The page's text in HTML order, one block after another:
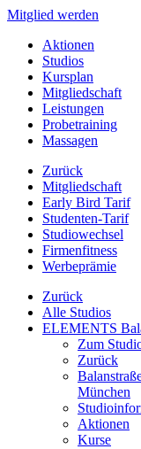
Mitglied werden
Aktionen
Studios
Kursplan
Mitgliedschaft
Leistungen
Probetraining
Massagen
Zurück
Mitgliedschaft
Early Bird Tarif
Studenten-Tarif
Studiowechsel
Firmenfitness
Werbeprämie
Zurück
Alle Studios
ELEMENTS
Zum
Zurück
München
Aktionen
Kurse